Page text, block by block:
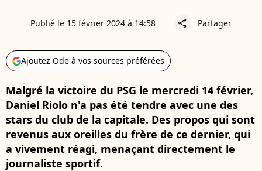
Publié le 15 février 2024 à 14:58 share Partager
Ajoutez Ode à vos sources préférées
Malgré la victoire du PSG le mercredi 14 février,
Daniel Riolo n'a pas été tendre avec une des
stars du club de la capitale. Des propos qui sont
revenus aux oreilles du frère de ce dernier, qui
a vivement réagi, menaçant directement le
journaliste sportif.